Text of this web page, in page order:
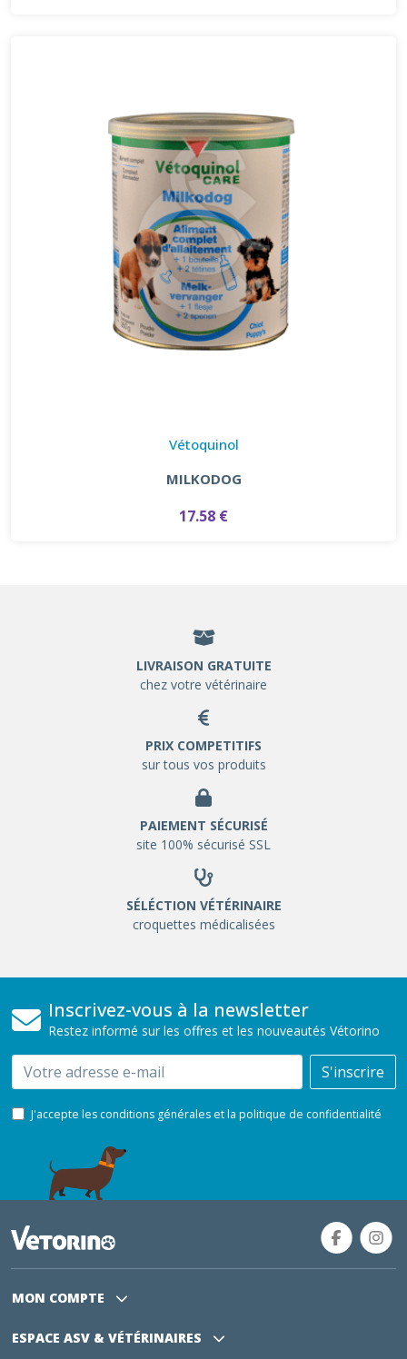
Vétoquinol
MILKODOG
17.58 €
LIVRAISON GRATUITE
chez votre vétérinaire
PRIX COMPETITIFS
sur tous vos produits
PAIEMENT SÉCURISÉ
site 100% sécurisé SSL
SÉLÉCTION VÉTÉRINAIRE
croquettes médicalisées
Inscrivez-vous à la newsletter
Restez informé sur les offres et les nouveautés Vétorino
Email S'inscrire
J'accepte les conditions générales et la politique de confidentialité
MON COMPTE
ESPACE ASV & VÉTÉRINAIRES